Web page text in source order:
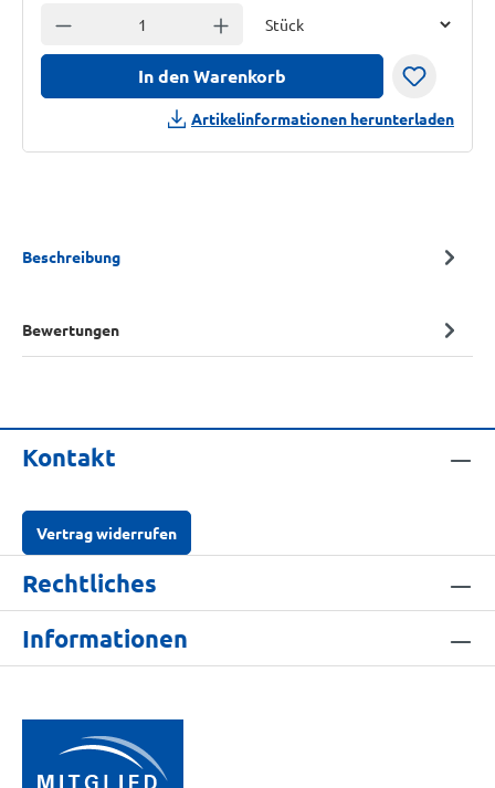
Anzahl verringern Anzahl erhöhen
In den Warenkorb
Artikelinformationen herunterladen
Beschreibung
Bewertungen
Kontakt
Vertrag widerrufen
Rechtliches
Informationen